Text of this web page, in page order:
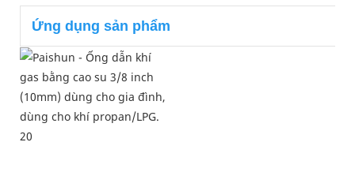
Ứng dụng sản phẩm